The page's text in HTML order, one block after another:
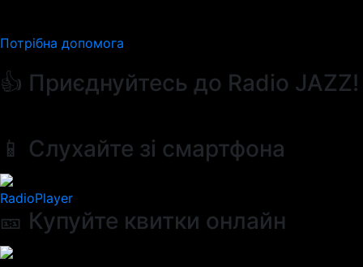
Потрібна допомога
👍 Приєднуйтесь до Radio JAZZ!
📱 Слухайте зі смартфона
RadioPlayer
🎫 Купуйте квитки онлайн